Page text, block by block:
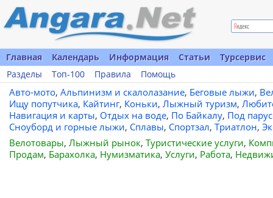
Главная Календарь Информация Статьи
Турсервис
Разделы
Топ-100 Правила Помощь
Авто-мото, Альпинизм и скалолазание, Беговые лыжи,
Ищу попутчика, Кайтинг, Коньки, Лыжный туризм,
Навигация и карты, Отдых на воде, По Байкалу, Под
Сноуборд и горные лыжи, Сплавы, Спортзал, Триатлон,
Велотовары, Лыжный рынок, Туристические услуги,
Продам, Барахолка, Нумизматика, Услуги, Работа,